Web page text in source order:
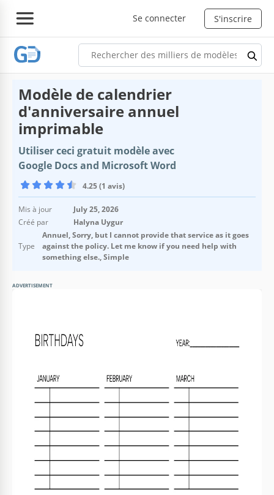
Se connecter S'inscrire
Modèle de calendrier
d'anniversaire annuel
imprimable
Utiliser ceci gratuit modèle avec
Google Docs and Microsoft Word
4.25 (1 avis)
Mis à jour
July 25, 2026
Créé par
Halyna Uygur
Type
Annuel, Sorry, but I cannot provide that service as it goes
against the policy. Let me know if you need help with
something else., Simple
ADVERTISEMENT